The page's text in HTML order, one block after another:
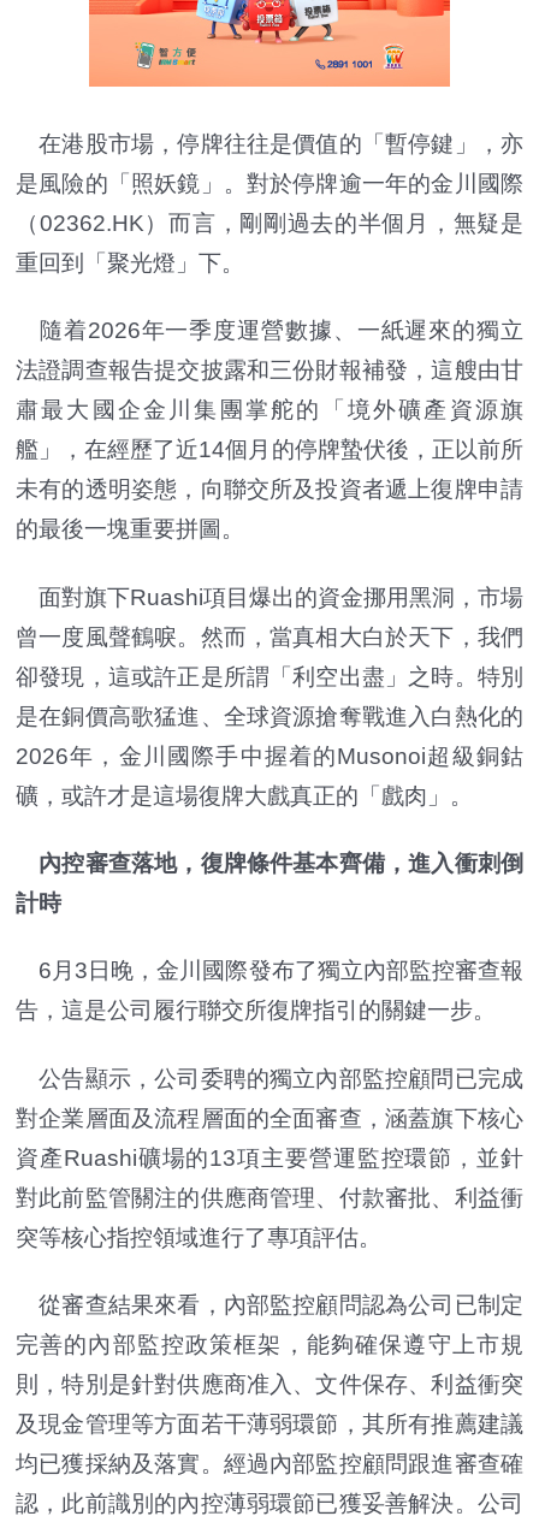
在港股市場，停牌往往是價值的「暫停鍵」，亦
是風險的「照妖鏡」。對於停牌逾一年的金川國際
（02362.HK）而言，剛剛過去的半個月，無疑是
重回到「聚光燈」下。
隨着2026年一季度運營數據、一紙遲來的獨立
法證調查報告提交披露和三份財報補發，這艘由甘
肅最大國企金川集團掌舵的「境外礦產資源旗
艦」，在經歷了近14個月的停牌蟄伏後，正以前所
未有的透明姿態，向聯交所及投資者遞上復牌申請
的最後一塊重要拼圖。
面對旗下Ruashi項目爆出的資金挪用黑洞，市場
曾一度風聲鶴唳。然而，當真相大白於天下，我們
卻發現，這或許正是所謂「利空出盡」之時。特別
是在銅價高歌猛進、全球資源搶奪戰進入白熱化的
2026年，金川國際手中握着的Musonoi超級銅鈷
礦，或許才是這場復牌大戲真正的「戲肉」。
內控審查落地，復牌條件基本齊備，進入衝刺倒
計時
6月3日晚，金川國際發布了獨立內部監控審查報
告，這是公司履行聯交所復牌指引的關鍵一步。
公告顯示，公司委聘的獨立內部監控顧問已完成
對企業層面及流程層面的全面審查，涵蓋旗下核心
資產Ruashi礦場的13項主要營運監控環節，並針
對此前監管關注的供應商管理、付款審批、利益衝
突等核心指控領域進行了專項評估。
從審查結果來看，內部監控顧問認為公司已制定
完善的內部監控政策框架，能夠確保遵守上市規
則，特別是針對供應商准入、文件保存、利益衝突
及現金管理等方面若干薄弱環節，其所有推薦建議
均已獲採納及落實。經過內部監控顧問跟進審查確
認，此前識別的內控薄弱環節已獲妥善解決。公司